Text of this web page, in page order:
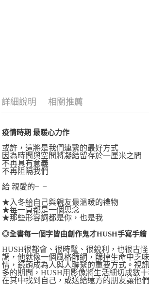
詳細說明 相關推薦
疫情時期 最暖心力作
或許，這將是我們連繫的最好方式
因為時間與空間將凝結留存於一厘米之間
不再具有意義
不再阻隔我們
給 親愛的╴╴
★入冬給自己與親友最溫暖的禮物
★每一頁都是一個思念
★那些形容詞都是你，也是我
◎全書每一個字皆由創作鬼才HUSH手寫手繪
HUSH很都會、很時髦、很銳利，也很古
調，他就像一個風格篩網，篩掉生命中乏
情，鏡頭成為人與人聯繫的重要方式。視
多的期間，HUSH用影像將生活細切成數
在其中找到自己，或送給遠方的朋友讓他